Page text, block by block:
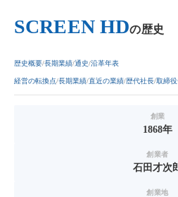
SCREEN HDの歴史
歴史概要 長期業績 通史 沿革年表
経営の転換点 長期業績 直近の業績 歴代社長 取締
創業
1868年
創業者
石田才次
創業地